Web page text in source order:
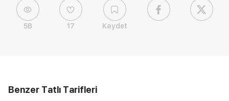
5B 17 Kaydet
Benzer Tatlı Tarifleri